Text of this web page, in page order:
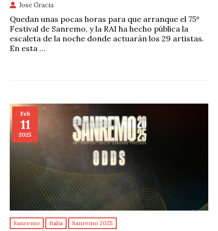
Jose Gracia
Quedan unas pocas horas para que arranque el 75º
Festival de Sanremo, y la RAI ha hecho pública la
escaleta de la noche donde actuarán los 29 artistas.
En esta …
Feb
11
2025
Sanremo Italia Sanremo 2025